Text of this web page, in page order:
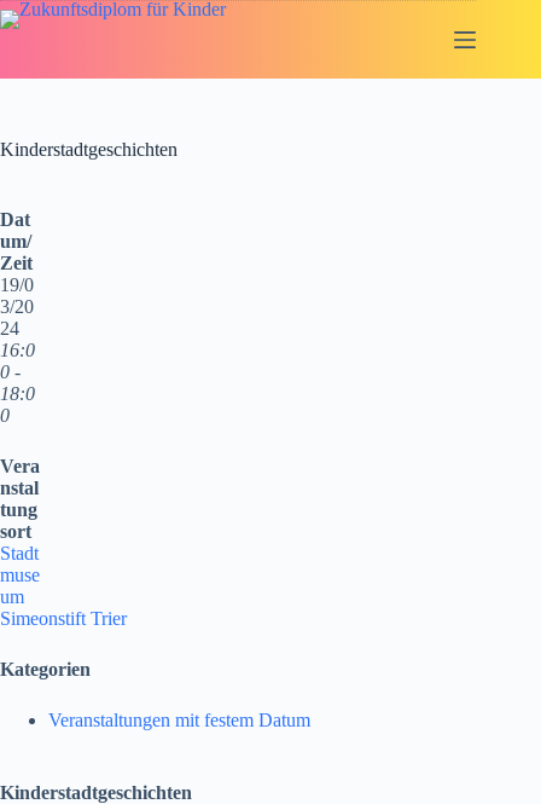
Zum
Inhalt
Kinderstadtgeschichten
Dat
um/
Zeit
19/0
3/20
24
16:0
0 -
18:0
0
Vera
nstal
tung
sort
Stadt
muse
um
Simeonstift Trier
Kategorien
Veranstaltungen mit festem Datum
Kinderstadtgeschichten